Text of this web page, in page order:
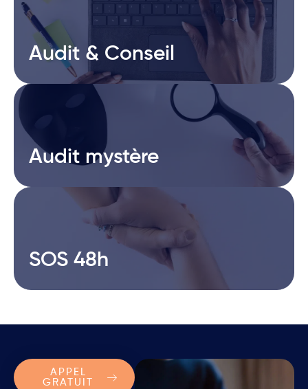
Audit & Conseil
Audit & Conseil
Audit mystère
Audit mystère
SOS 48h
SOS 48h
APPEL
GRATUIT